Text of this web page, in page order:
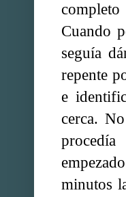
Cuando
seguía
repente
e
cerca.
minutos